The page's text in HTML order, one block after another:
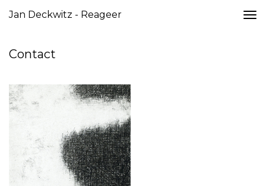
Jan Deckwitz - Reageer
Contact